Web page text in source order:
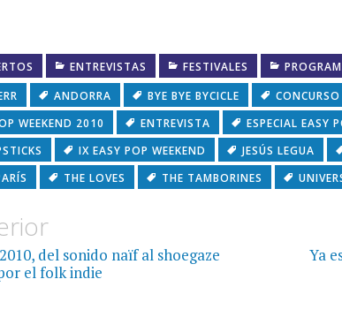
ENTREVISTAS FESTIVALES
ANDORRA BYE BYE BYCICLE CONCURSO
WEEKEND 2010
ENTREVISTA ESPECIAL EASY
IX EASY POP WEEKEND JESÚS LEGUA
THE LOVES THE TAMBORINES
del sonido naïf al shoegaze
el folk indie
Ya